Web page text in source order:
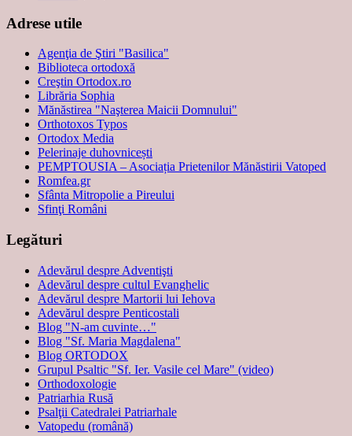
Adrese utile
Agenţia de Ştiri "Basilica"
Biblioteca ortodoxă
Creştin Ortodox.ro
Librăria Sophia
Mănăstirea "Naşterea Maicii Domnului"
Orthotoxos Typos
Ortodox Media
Pelerinaje duhovnicești
PEMPTOUSIA – Asociația Prietenilor Mănăstirii Vatoped
Romfea.gr
Sfânta Mitropolie a Pireului
Sfinţi Români
Legături
Adevărul despre Adventişti
Adevărul despre cultul Evanghelic
Adevărul despre Martorii lui Iehova
Adevărul despre Penticostali
Blog "N-am cuvinte…"
Blog "Sf. Maria Magdalena"
Blog ORTODOX
Grupul Psaltic "Sf. Ier. Vasile cel Mare" (video)
Orthodoxologie
Patriarhia Rusă
Psalţii Catedralei Patriarhale
Vatopedu (română)